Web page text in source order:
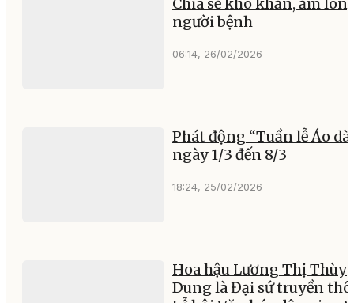
người bệnh
06:14, 26/02/2026
Phát động “Tuần lễ Áo
ngày 1/3 đến 8/3
18:24, 25/02/2026
Hoa hậu Lương Thị Thùy
Dung là Đại sứ truyền